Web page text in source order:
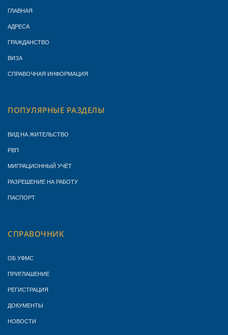
ГЛАВНАЯ
АДРЕСА
ГРАЖДАНСТВО
ВИЗА
СПРАВОЧНАЯ ИНФОРМАЦИЯ
ПОПУЛЯРНЫЕ РАЗДЕЛЫ
ВИД НА ЖИТЕЛЬСТВО
РВП
МИГРАЦИОННЫЙ УЧЁТ
РАЗРЕШЕНИЕ НА РАБОТУ
ПАСПОРТ
СПРАВОЧНИК
ОБ УФМС
ПРИГЛАШЕНИЕ
РЕГИСТРАЦИЯ
ДОКУМЕНТЫ
НОВОСТИ